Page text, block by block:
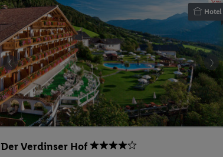
Hotel
Der Verdinser Hof